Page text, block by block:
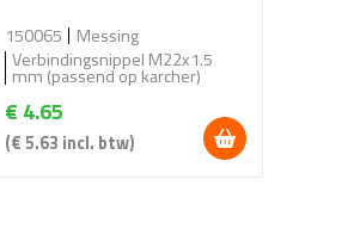
€ 4.65
(€5.63 incl. btw)
150065
Messing
Verbindingsnippel M22x1.5
mm (passend op karcher)